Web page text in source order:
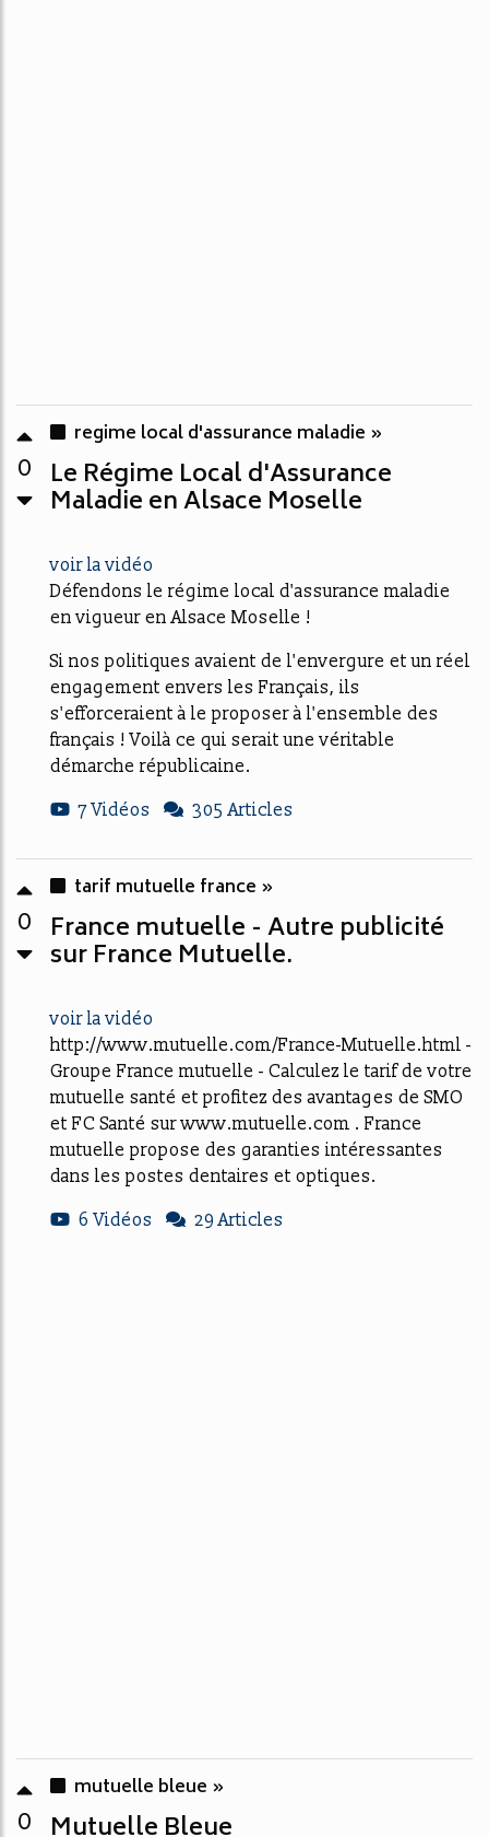
0
regime local d'assurance maladie »
Le Régime Local d'Assurance
Maladie en Alsace Moselle
voir la vidéo
Défendons le régime local d'assurance maladie
en vigueur en Alsace Moselle !
Si nos politiques avaient de l'envergure et un réel
engagement envers les Français, ils
s'efforceraient à le proposer à l'ensemble des
français ! Voilà ce qui serait une véritable
démarche républicaine.
7 Vidéos
305 Articles
0
tarif mutuelle france »
France mutuelle - Autre publicité
sur France Mutuelle.
voir la vidéo
http://www.mutuelle.com/France-Mutuelle.html -
Groupe France mutuelle - Calculez le tarif de votre
mutuelle santé et profitez des avantages de SMO
et FC Santé sur www.mutuelle.com . France
mutuelle propose des garanties intéressantes
dans les postes dentaires et optiques.
6 Vidéos
29 Articles
0
mutuelle bleue »